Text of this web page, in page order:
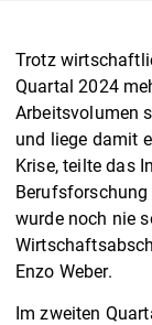
Trotz
Quartal 2024
Arbeitsvolumen
und liege damit
Krise, teilte das
Berufsforschung
wurde noch nie
Enzo Weber.
Im zweiten